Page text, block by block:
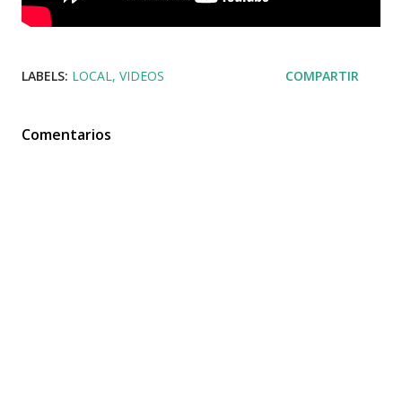
LABELS: LOCAL VIDEOS COMPARTIR
Comentarios